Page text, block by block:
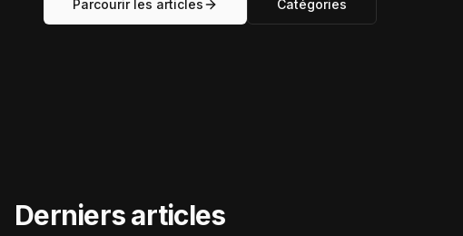
Parcourir les articles Catégories
Derniers articles